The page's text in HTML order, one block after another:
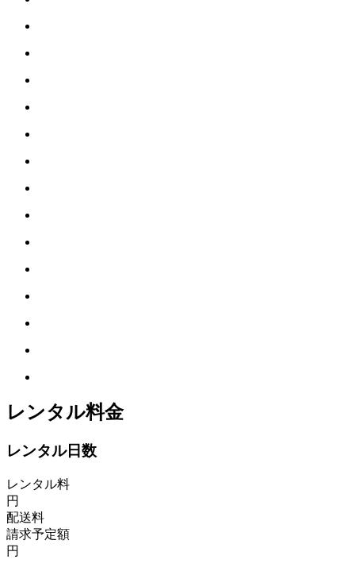
レンタル料金
レンタル日数
レンタル料
円
配送料
請求予定額
円